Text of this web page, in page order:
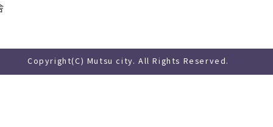
Copyright(C) Mutsu city. All Rights Reserved.